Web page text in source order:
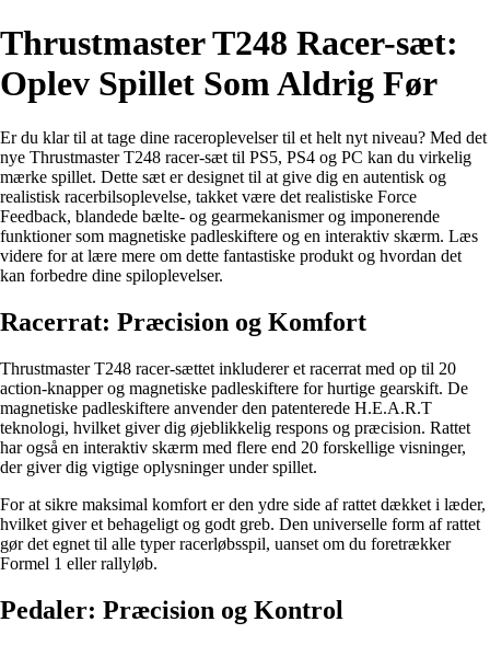
Thrustmaster T248 Racer-sæt:
Oplev Spillet Som Aldrig Før
Er du klar til at tage dine raceroplevelser til et helt nyt niveau? Med det
nye Thrustmaster T248 racer-sæt til PS5, PS4 og PC kan du virkelig
mærke spillet. Dette sæt er designet til at give dig en autentisk og
realistisk racerbilsoplevelse, takket være det realistiske Force
Feedback, blandede bælte- og gearmekanismer og imponerende
funktioner som magnetiske padleskiftere og en interaktiv skærm. Læs
videre for at lære mere om dette fantastiske produkt og hvordan det
kan forbedre dine spiloplevelser.
Racerrat: Præcision og Komfort
Thrustmaster T248 racer-sættet inkluderer et racerrat med op til 20
action-knapper og magnetiske padleskiftere for hurtige gearskift. De
magnetiske padleskiftere anvender den patenterede H.E.A.R.T
teknologi, hvilket giver dig øjeblikkelig respons og præcision. Rattet
har også en interaktiv skærm med flere end 20 forskellige visninger,
der giver dig vigtige oplysninger under spillet.
For at sikre maksimal komfort er den ydre side af rattet dækket i læder,
hvilket giver et behageligt og godt greb. Den universelle form af rattet
gør det egnet til alle typer racerløbsspil, uanset om du foretrækker
Formel 1 eller rallyløb.
Pedaler: Præcision og Kontrol